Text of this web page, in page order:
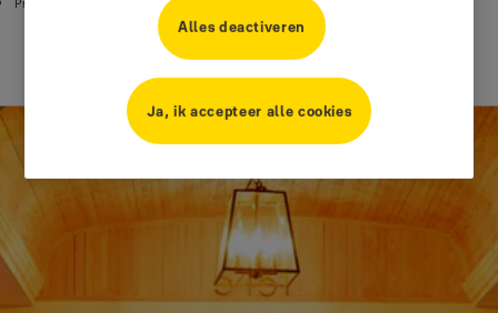
Product ondersteuning
Alles deactiveren
Ja, ik accepteer alle cookies